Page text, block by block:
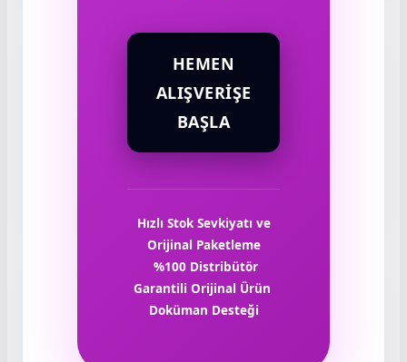
HEMEN
ALIŞVERIŞE
BAŞLA
Hızlı Stok Sevkiyatı ve
Orijinal Paketleme
%100 Distribütör
Garantili Orijinal Ürün
Doküman Desteği